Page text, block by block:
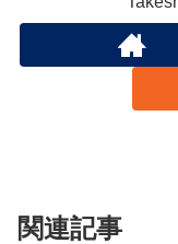
関連記事